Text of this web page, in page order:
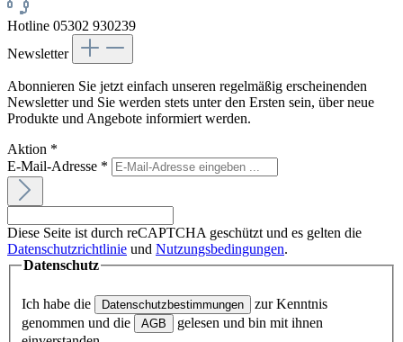
Hotline 05302 930239
Newsletter
Abonnieren Sie jetzt einfach unseren regelmäßig erscheinenden
Newsletter und Sie werden stets unter den Ersten sein, über neue
Produkte und Angebote informiert werden.
Aktion *
E-Mail-Adresse *
Diese Seite ist durch reCAPTCHA geschützt und es gelten die
Datenschutzrichtlinie und Nutzungsbedingungen.
Datenschutz
Ich habe die Datenschutzbestimmungen
zur Kenntnis
genommen und die
AGB
gelesen und bin mit ihnen